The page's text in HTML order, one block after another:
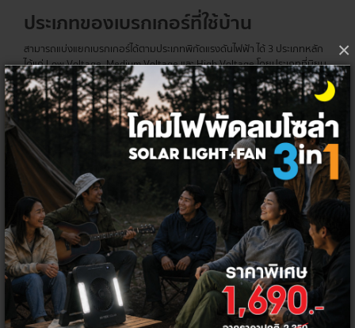
×
ประเภทของเบรกเกอร์ที่ใช้บ้าน
สามารถแบ่งแยกเบรกเกอร์ได้ตามประเภทพิกัดแรงดันไฟฟ้า ได้ 3 ประเภทหลัก
ได้แก่ Low Voltage, Medium Voltage และ High Voltage โดยประเภทที่นิยม
ใช้ในที่พักอาศัยและอาคารมักจะเป็นแบบ Low Voltage ที่ประกอบไปด้วย
Miniature Circuit Breakers (MCBs)
เบรกเกอร์ลูกย่อย มีขนาดเล็ก สำหรับใช้ภายในที่พักอาศัยและอาคารที่กระแส
ไฟฟ้าไม่เกิน 100 A ใช้ได้กับทั้งระบบไฟฟ้า 1 และ 3 เฟส โดยจะมีขนาดตั้งแต่ 1, 2,
3 และ 4 Pole สามารถติดตั้งเป็นอุปกรณ์ป้องกันร่วมกันกับแผงจ่ายไฟฟ้าย่อย
(Load Center) หรือแผงจ่ายไฟในที่พักอาศัยอย่างตู้คอนซูมเมอร์ยูนิทที่มี
พิกัดกระแสลัดวงจรต่ำ แต่ไม่สามารถปรับการตั้งค่ากระแสลัดวงจรได้
Residual Current Devices (RCDs)
เบรกเกอร์กันดูดสำหรับป้องกันเหตุไฟรั่ว ไฟดูด พร้อมตัดวงจรทันทีเมื่อพบ
ความผิดปกติของกระแสไฟฟ้า โดยจะสามารถแบ่งได้เป็น 2 ประเภทย่อย ตาม
การทำงานที่แตกต่างกัน และจะทำหน้าที่ตัดวงจรไฟฟ้าอัตโนมัติเมื่อเกิดเหตุกระ
แสไฟฟ้ารั่วไหลตามพิกัดที่กำหนดไว้ โดยจะติดตั้งเพื่อใช้งานในตู้คอนซูมเมอร์ยู
นิท และตู้ควบคุมระบบไฟฟ้า